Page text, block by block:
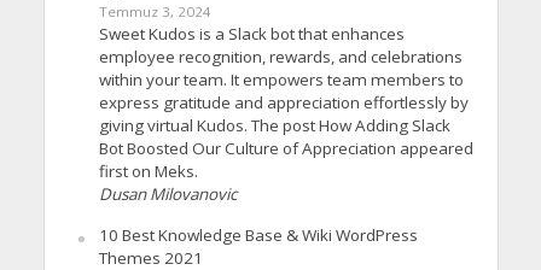
Temmuz 3, 2024
Sweet Kudos is a Slack bot that enhances
employee recognition, rewards, and celebrations
within your team. It empowers team members to
express gratitude and appreciation effortlessly by
giving virtual Kudos. The post How Adding Slack
Bot Boosted Our Culture of Appreciation appeared
first on Meks.
Dusan Milovanovic
10 Best Knowledge Base & Wiki WordPress
Themes 2021